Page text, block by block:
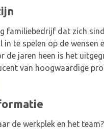
familiebedrijf dat zich
te spelen op de wensen
de jaren heen is het
van hoogwaardige
metalen kozijnen.
van dit bedrijf.
de werkplek en het team?